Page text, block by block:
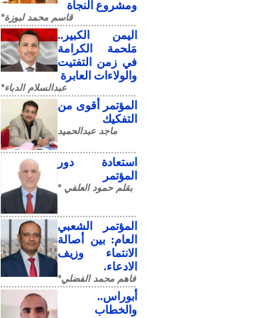
ومشروع النجاة
قاسم محمد لبوزة*
​اليمن الكبير..
مَلحمة الكرامة
في زمن التفتيت
والولاءات العابرة
عبدالسلام الدباء*
المؤتمر أقوى من
التفكيك
ماجد عبدالحميد
استعادة دور
المؤتمر
بقلم حمود العلفي *
المؤتمر الشعبي
العام: بين أصالة
الانتماء وزيف
الادعاء.
فاهم محمد الفضلي*
أبوراس..
والخطاب